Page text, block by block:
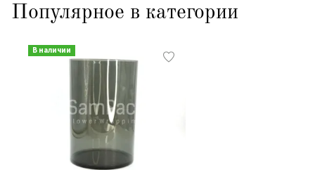
Популярное в категории
В наличии